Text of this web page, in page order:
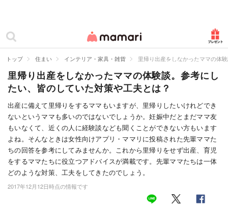
ママリ
カテゴリー一覧
妊娠
出産
赤ちゃん・育児
子育て・家族
病院
トップ 住まい インテリア・家具・雑貨 里帰り出産をしなかったママの体
里帰り出産をしなかったママの体験談。参考にし
たい、皆のしていた対策や工夫とは？
出産に備えて里帰りをするママもいますが、里帰りしたいけれどでき
ないというママも多いのではないでしょうか。妊娠中だとまだママ友
もいなくて、近くの人に経験談なども聞くことができない方もいます
よね。そんなときは女性向けアプリ・ママリに投稿された先輩ママた
ちの回答を参考にしてみませんか。これから里帰りをせず出産、育児
をするママたちに役立つアドバイスが満載です。先輩ママたちは一体
どのような対策、工夫をしてきたのでしょう。
2017年12月12日時点の情報です